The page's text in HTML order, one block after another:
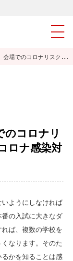
スクを知る―受験生を守るコロナ感染対策
のコロナリ
ロナ感染対
ようにしなければ
の入試に大きなダ
ば、複数の学校を
なります。そのた
かを知ることは感